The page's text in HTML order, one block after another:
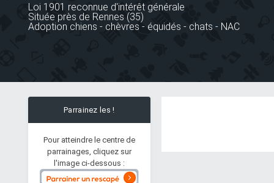
Loi 1901 reconnue d'intérêt générale
Située près de Rennes (35)
Adoption chiens - chèvres - équidés - chats - NAC
Parrainez les !
Pour atteindre le centre de
parrainages, cliquez sur
l'image ci-dessous :